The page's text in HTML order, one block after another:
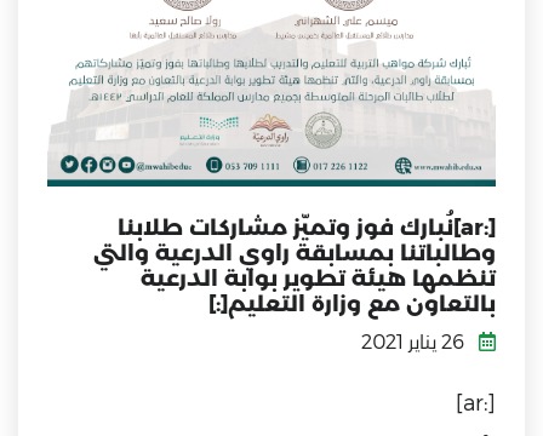
[:ar]نُبارك فوز وتميّز مشاركات طلابنا
وطالباتنا بمسابقة راوي الدرعية والتي
تنظمها هيئة تطوير بوابة الدرعية
بالتعاون مع وزارة التعليم[:]
[:ar]